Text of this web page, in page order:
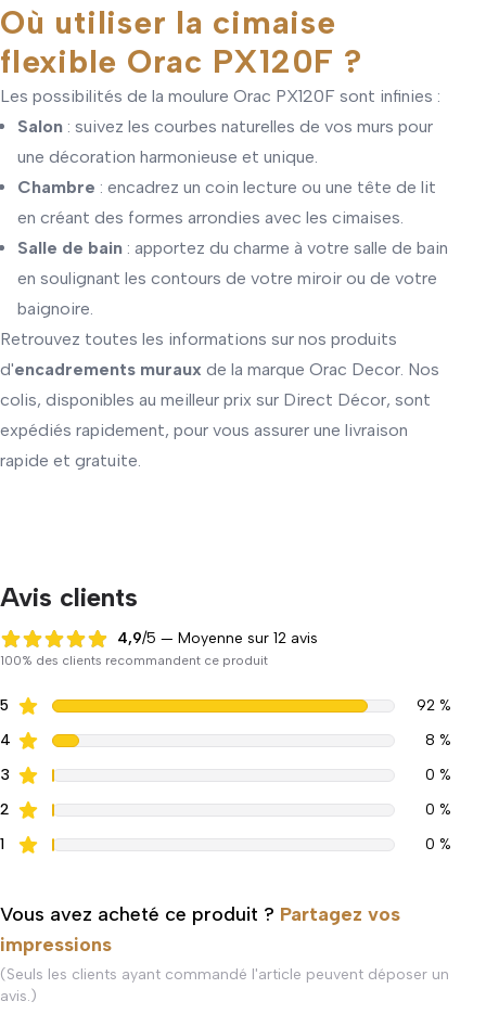
Où utiliser la cimaise
flexible Orac PX120F ?
Les possibilités de la moulure Orac PX120F sont infinies :
Salon : suivez les courbes naturelles de vos murs pour
une décoration harmonieuse et unique.
Chambre : encadrez un coin lecture ou une tête de lit
en créant des formes arrondies avec les cimaises.
Salle de bain : apportez du charme à votre salle de bain
en soulignant les contours de votre miroir ou de votre
baignoire.
Retrouvez toutes les informations sur nos produits
d'encadrements muraux de la marque Orac Decor. Nos
colis, disponibles au meilleur prix sur Direct Décor, sont
expédiés rapidement, pour vous assurer une livraison
rapide et gratuite.
Avis clients
4,9 sur 5
4,9/5 — Moyenne sur 12 avis
100% des clients recommandent ce produit
5
92 %
4
8 %
3
0 %
2
0 %
1
0 %
Vous avez acheté ce produit ? Partagez vos
impressions
(Seuls les clients ayant commandé l'article peuvent déposer un
avis.)